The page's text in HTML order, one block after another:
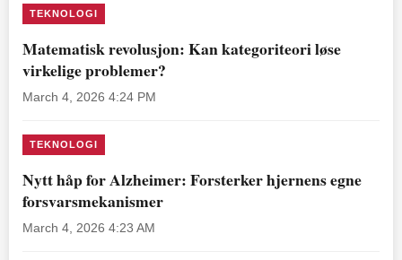
TEKNOLOGI
Matematisk revolusjon: Kan kategoriteori løse
virkelige problemer?
March 4, 2026 4:24 PM
TEKNOLOGI
Nytt håp for Alzheimer: Forsterker hjernens egne
forsvarsmekanismer
March 4, 2026 4:23 AM